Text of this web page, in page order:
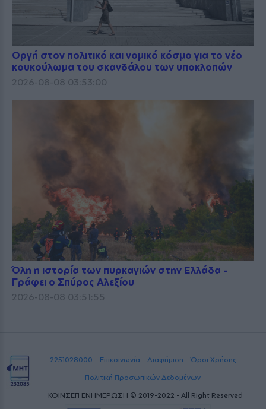
Οργή στον πολιτικό και νομικό κόσμο για το νέο
κουκούλωμα του σκανδάλου των υποκλοπών
2026-08-08 03:53:00
Όλη η ιστορία των πυρκαγιών στην Ελλάδα -
Γράφει ο Σπύρος Αλεξίου
2026-08-08 03:51:55
2251028000 Επικοινωνία Διαφήμιση
Όροι Χρήσης -
Πολιτική Προσωπικών Δεδομένων
ΚΟΙΝΣΕΠ ΕΝΗΜΕΡΩΣΗ © 2019-2022 - All Right Reserved